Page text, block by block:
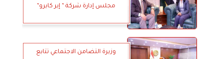
مجلس إدارة شركة ” إير كايرو”
وزيرة التضامن الاجتماعي تتابع